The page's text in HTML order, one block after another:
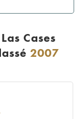
Cases
2007